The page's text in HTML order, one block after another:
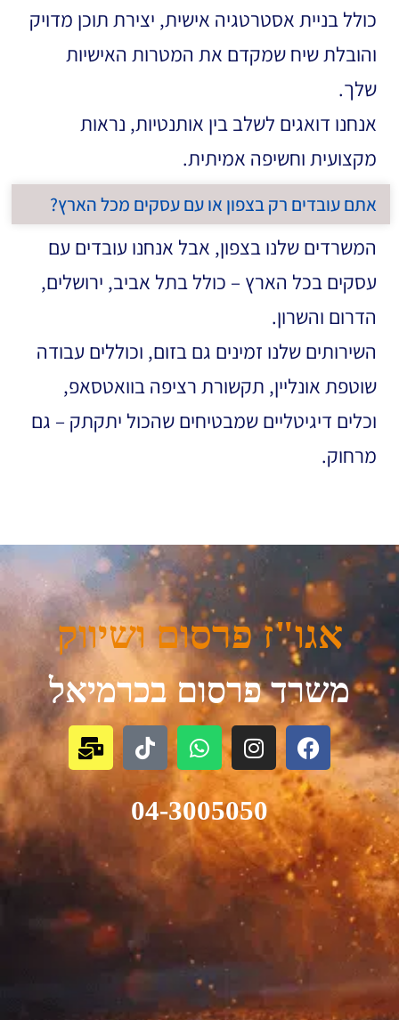
כולל בניית אסטרטגיה אישית, יצירת תוכן מדויק
והובלת שיח שמקדם את המטרות האישיות
שלך.
אנחנו דואגים לשלב בין אותנטיות, נראות
מקצועית וחשיפה אמיתית.
אתם עובדים רק בצפון או עם עסקים מכל הארץ?
המשרדים שלנו בצפון, אבל אנחנו עובדים עם
עסקים בכל הארץ – כולל בתל אביב, ירושלים,
הדרום והשרון.
השירותים שלנו זמינים גם בזום, וכוללים עבודה
שוטפת אונליין, תקשורת רציפה בוואטסאפ,
וכלים דיגיטליים שמבטיחים שהכול יתקתק – גם
מרחוק.
אגו"ז פרסום ושיווק
משרד פרסום בכרמיאל
04-3005050